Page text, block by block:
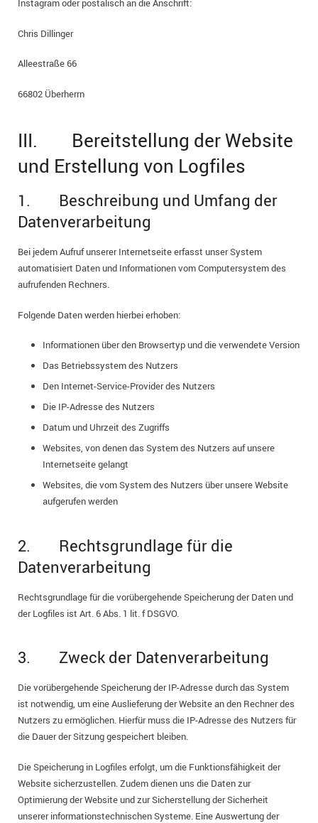
Instagram oder postalisch an die Anschrift:
Chris Dillinger
Alleestraße 66
66802 Überherrn
III. Bereitstellung der Website
und Erstellung von Logfiles
1. Beschreibung und Umfang der
Datenverarbeitung
Bei jedem Aufruf unserer Internetseite erfasst unser System
automatisiert Daten und Informationen vom Computersystem des
aufrufenden Rechners.
Folgende Daten werden hierbei erhoben:
Informationen über den Browsertyp und die verwendete Version
Das Betriebssystem des Nutzers
Den Internet-Service-Provider des Nutzers
Die IP-Adresse des Nutzers
Datum und Uhrzeit des Zugriffs
Websites, von denen das System des Nutzers auf unsere
Internetseite gelangt
Websites, die vom System des Nutzers über unsere Website
aufgerufen werden
2. Rechtsgrundlage für die
Datenverarbeitung
Rechtsgrundlage für die vorübergehende Speicherung der Daten und
der Logfiles ist Art. 6 Abs. 1 lit. f DSGVO.
3. Zweck der Datenverarbeitung
Die vorübergehende Speicherung der IP-Adresse durch das System
ist notwendig, um eine Auslieferung der Website an den Rechner des
Nutzers zu ermöglichen. Hierfür muss die IP-Adresse des Nutzers für
die Dauer der Sitzung gespeichert bleiben.
Die Speicherung in Logfiles erfolgt, um die Funktionsfähigkeit der
Website sicherzustellen. Zudem dienen uns die Daten zur
Optimierung der Website und zur Sicherstellung der Sicherheit
unserer informationstechnischen Systeme. Eine Auswertung der